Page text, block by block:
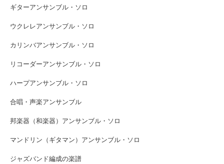
ギターアンサンブル・ソロ
ウクレレアンサンブル・ソロ
カリンバアンサンブル・ソロ
リコーダーアンサンブル・ソロ
ハープアンサンブル・ソロ
合唱・声楽アンサンブル
邦楽器（和楽器）アンサンブル・ソロ
マンドリン（ギタマン）アンサンブル・ソロ
ジャズバンド編成の楽譜